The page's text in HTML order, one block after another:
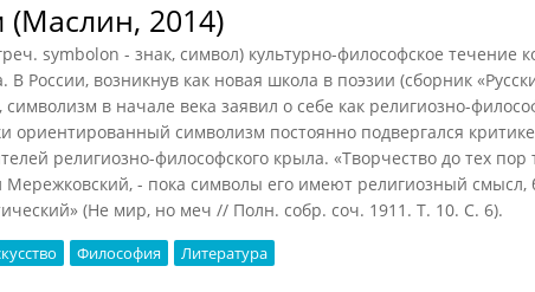
2014)
symbolon - знак, символ) культурно-философское течение
В России, возникнув как новая школа в поэзии (сборник
символизм в начале века заявил о себе как религиозно-
ориентированный символизм постоянно подвергался
религиозно-философского крыла. «Творчество до тех пор
Мережковский, - пока символы его имеют религиозный смысл,
(Не мир, но меч // Полн. собр. соч. 1911. Т. 10. С. 6).
Философия Литература